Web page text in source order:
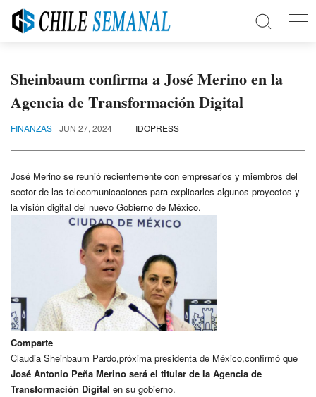
Sheinbaum confirma a José Merino en la
Agencia de Transformación Digital
FINANZAS JUN 27, 2024 IDOPRESS
José Merino se reunió recientemente con empresarios y miembros del
sector de las telecomunicaciones para explicarles algunos proyectos y
la visión digital del nuevo Gobierno de México.
Comparte
Claudia Sheinbaum Pardo,próxima presidenta de México,confirmó que
José Antonio Peña Merino será el titular de la Agencia de
Transformación Digital en su gobierno.